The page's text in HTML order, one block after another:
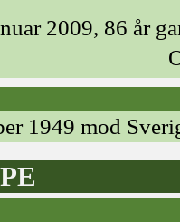
2009, 86 år
1949 mod